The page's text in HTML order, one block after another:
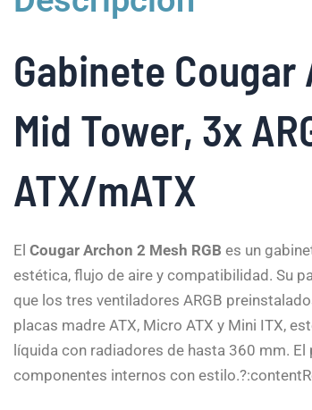
Gabinete Cougar
Mid Tower, 3x
ATX/mATX
El Cougar Archon 2 Mesh RGB es un
estética, flujo de aire y compatibilidad. Su
que los tres ventiladores ARGB
placas madre ATX, Micro ATX y Mini ITX,
líquida con radiadores de hasta 360 mm.
componentes internos con